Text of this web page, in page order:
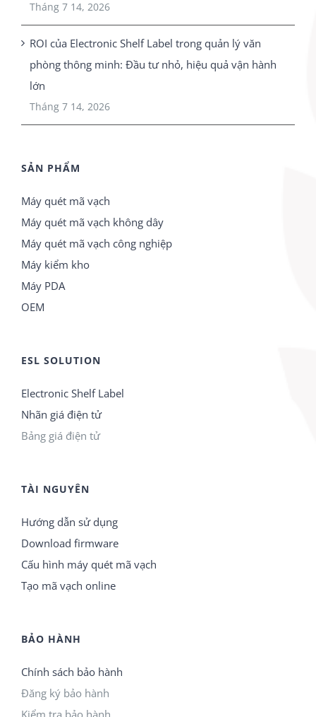
Tháng 7 14, 2026
ROI của Electronic Shelf Label trong quản lý văn
phòng thông minh: Đầu tư nhỏ, hiệu quả vận hành
lớn
Tháng 7 14, 2026
SẢN PHẨM
Máy quét mã vạch
Máy quét mã vạch không dây
Máy quét mã vạch công nghiệp
Máy kiểm kho
Máy PDA
OEM
ESL SOLUTION
Electronic Shelf Label
Nhãn giá điện tử
Bảng giá điện tử
TÀI NGUYÊN
Hướng dẫn sử dụng
Download firmware
Cấu hình máy quét mã vạch
Tạo mã vạch online
BẢO HÀNH
Chính sách bảo hành
Đăng ký bảo hành